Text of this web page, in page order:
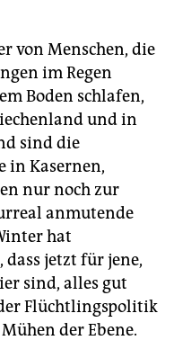
von Menschen, die
im Regen
Boden schlafen,
und in
sind die
in Kasernen,
nur noch zur
anmutende
hat
dass jetzt für jene,
sind, alles gut
Flüchtlingspolitik
der Ebene.